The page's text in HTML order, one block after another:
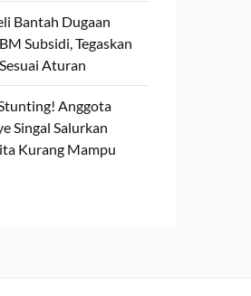
Bantah Dugaan
Subsidi, Tegaskan
Aturan
Anggota
Singal Salurkan
Kurang Mampu